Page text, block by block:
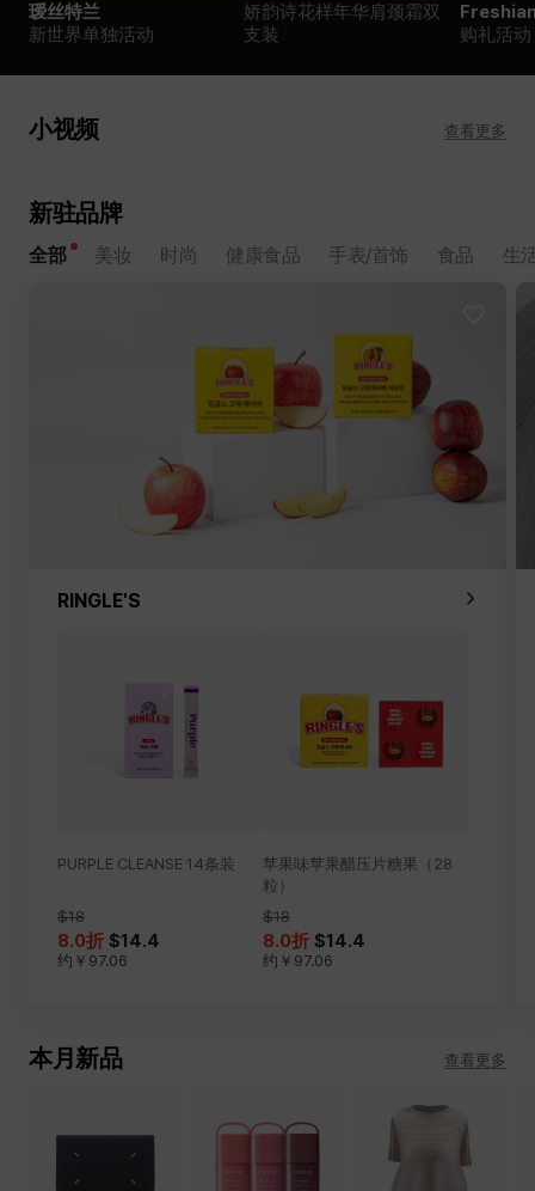
瑷丝特兰
新世界单独活动
娇韵诗花样年华肩颈霜双
支装
购礼活动
小视频 查看更多
d'Alba MagSafe兼容气垫
Slim气垫全新上市
OSCENT X HELLO KITTY 新
新驻品牌
全部 美妆 时尚 健康食品 手表/首饰 食品 生
RINGLE'S
PURPLE CLEANSE 14条装
$18
8.0折 $14.4
约￥ 97.06
苹果味苹果醋压片糖果（28
粒）
$18
8.0折 $14.4
约￥ 97.06
本月新品 查看更多